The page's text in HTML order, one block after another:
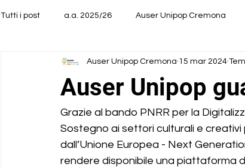
Tutti i post a.a. 2025/26 Auser Unipop Cremona
a.a. 2024/25
Auser Unipop
Auser Unipop Cremona 15 mar 2024
Grazie al bando PNRR per la
Sostegno ai settori culturali e creativi
dall’Unione Europea - Next
rendere disponibile una piattaforma